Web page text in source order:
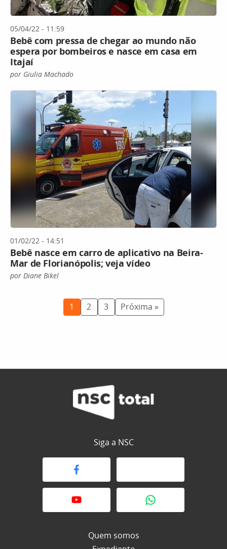
05/04/22 - 11:59
Bebê com pressa de chegar ao mundo não
espera por bombeiros e nasce em casa em
Itajaí
por Giulia Machado
01/02/22 - 14:51
Bebê nasce em carro de aplicativo na Beira-
Mar de Florianópolis; veja vídeo
por Diane Bikel
1 2 3 Próxima »
Siga a NSC
Quem somos